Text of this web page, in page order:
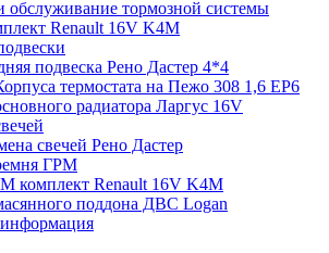
обслуживание тормозной системы
Renault 16V K4M
подвеска Рено Дастер 4*4
термостата на Пежо 308 1,6 EP6
радиатора Ларгус 16V
свечей Рено Дастер
ГРМ
комплект Renault 16V K4M
поддона ДВС Logan